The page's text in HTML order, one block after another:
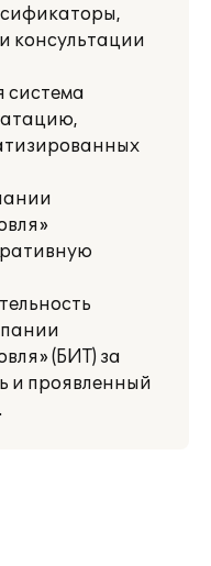
консультации
система
(БИТ) за
и проявленный